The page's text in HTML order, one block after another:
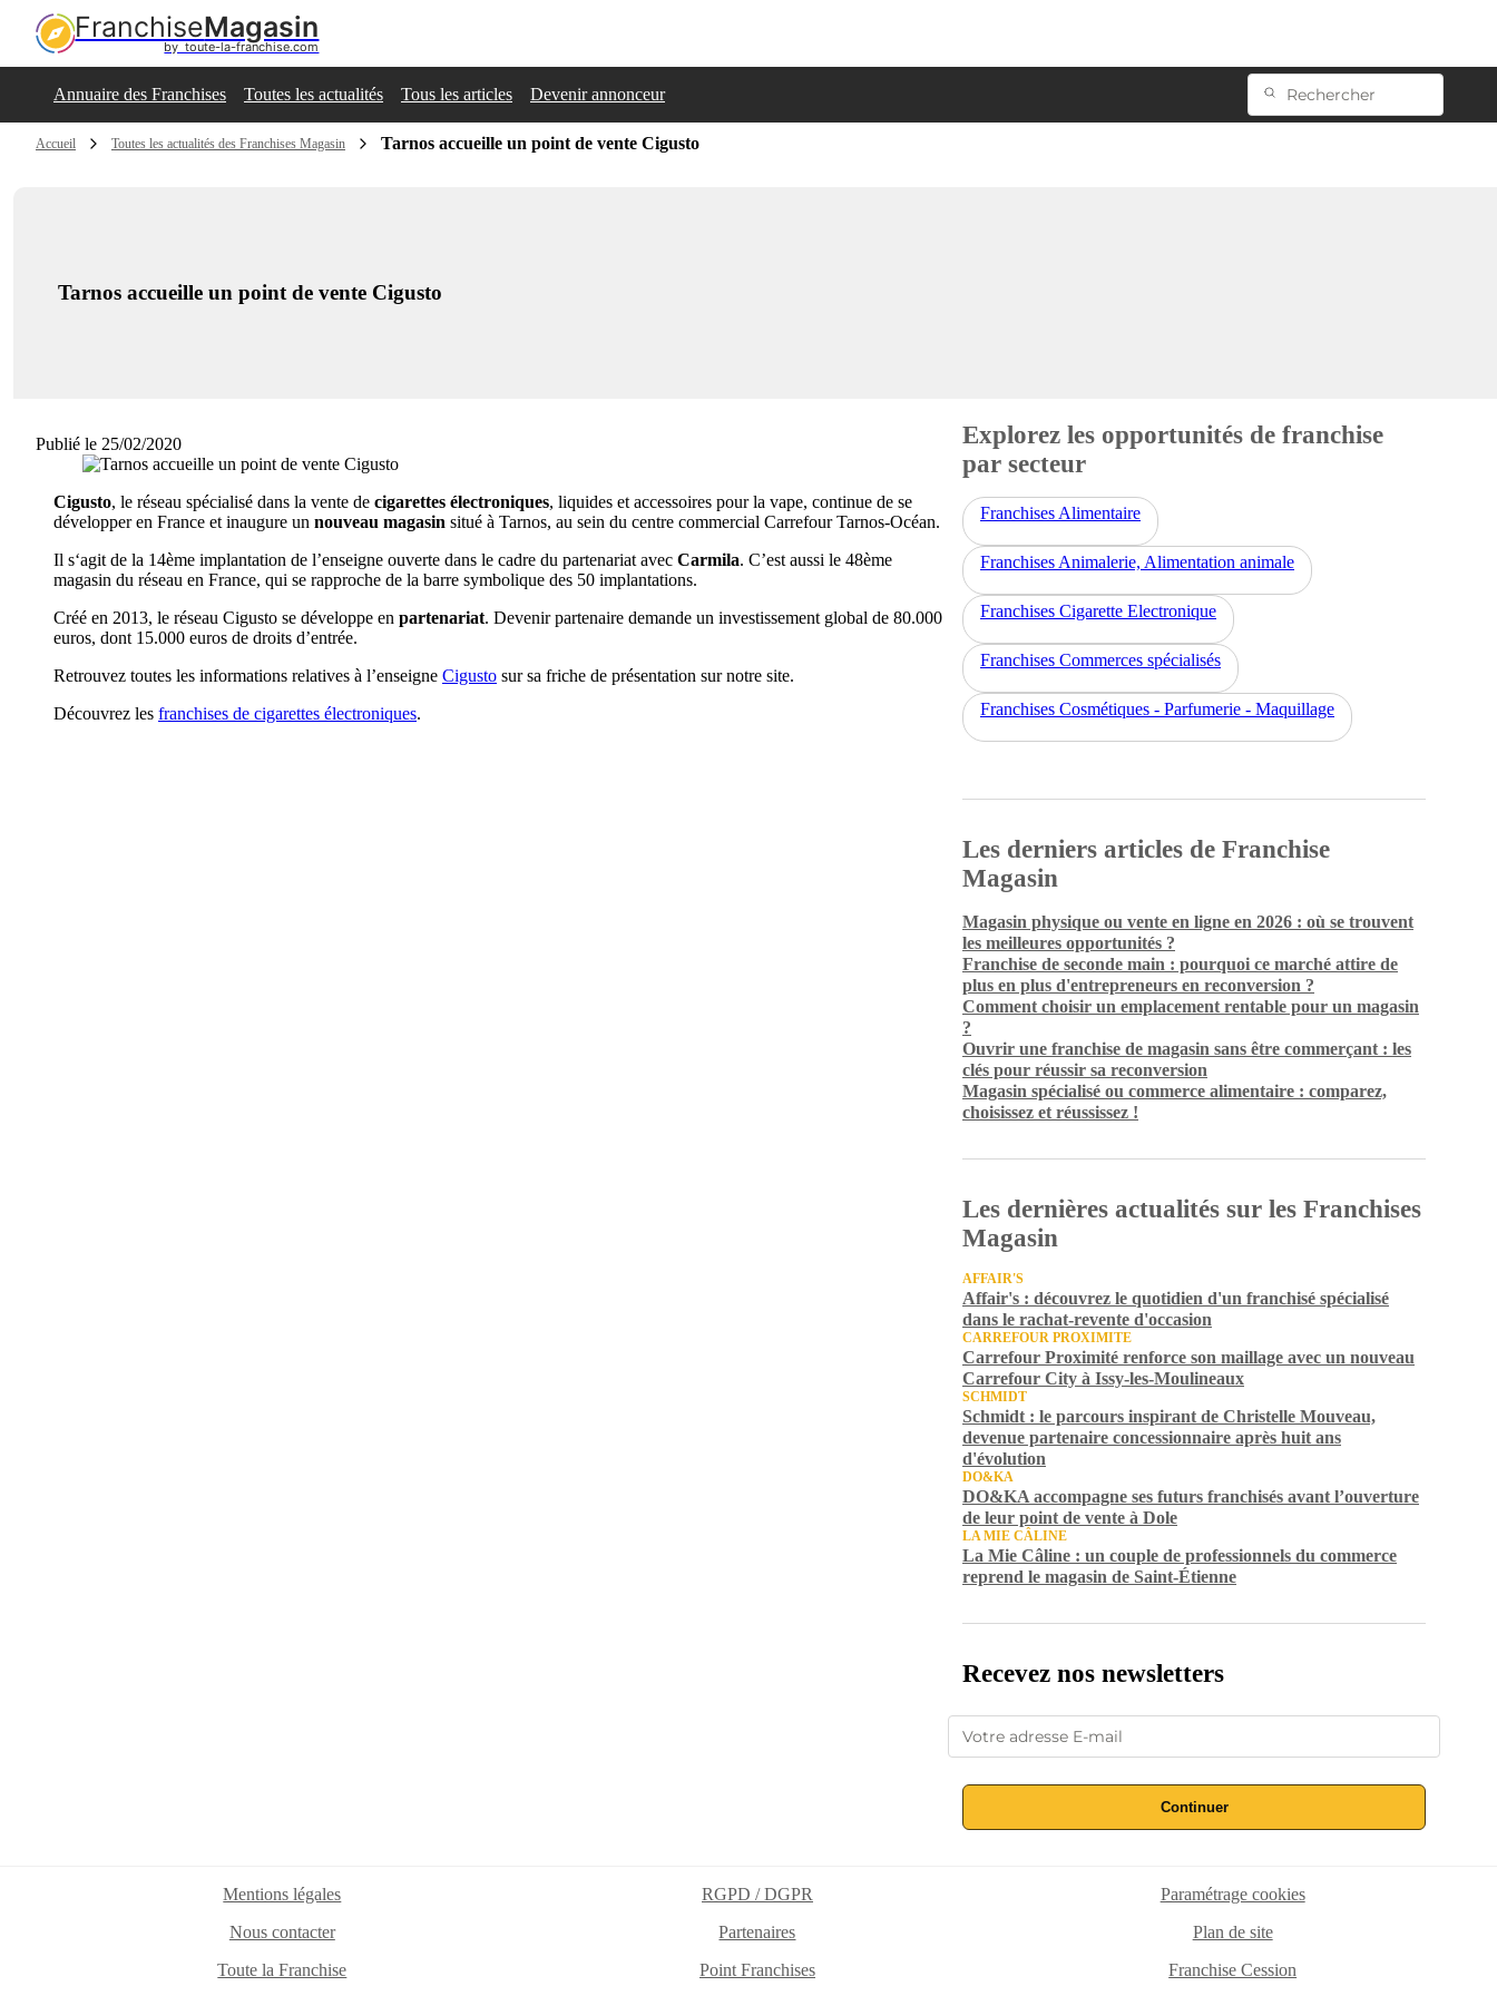
FranchiseMagasin
by  toute-la-franchise.com
Annuaire des Franchises Toutes les actualités Tous les articles Devenir annonceur
Accueil Toutes les actualités des Franchises Magasin Tarnos accueille un point de vente Cigusto
Tarnos accueille un point de vente Cigusto
Publié le 25/02/2020
Cigusto, le réseau spécialisé dans la vente de cigarettes électroniques, liquides et accessoires pour la vape, continue de se
développer en France et inaugure un nouveau magasin situé à Tarnos, au sein du centre commercial Carrefour Tarnos-Océan.
Il s‘agit de la 14ème implantation de l’enseigne ouverte dans le cadre du partenariat avec Carmila. C’est aussi le 48ème
magasin du réseau en France, qui se rapproche de la barre symbolique des 50 implantations.
Créé en 2013, le réseau Cigusto se développe en partenariat. Devenir partenaire demande un investissement global de 80.000
euros, dont 15.000 euros de droits d’entrée.
Retrouvez toutes les informations relatives à l’enseigne Cigusto sur sa friche de présentation sur notre site.
Découvrez les franchises de cigarettes électroniques.
Explorez les opportunités de franchise
par secteur
Franchises Alimentaire
Franchises Animalerie, Alimentation animale
Franchises Cigarette Electronique
Franchises Commerces spécialisés
Franchises Cosmétiques - Parfumerie - Maquillage
Les derniers articles de Franchise
Magasin
Magasin physique ou vente en ligne en 2026 : où se trouvent
les meilleures opportunités ?
Franchise de seconde main : pourquoi ce marché attire de
plus en plus d'entrepreneurs en reconversion ?
Comment choisir un emplacement rentable pour un magasin
?
Ouvrir une franchise de magasin sans être commerçant : les
clés pour réussir sa reconversion
Magasin spécialisé ou commerce alimentaire : comparez,
choisissez et réussissez !
Les dernières actualités sur les Franchises
Magasin
AFFAIR'S
Affair's : découvrez le quotidien d'un franchisé spécialisé
dans le rachat-revente d'occasion
CARREFOUR PROXIMITE
Carrefour Proximité renforce son maillage avec un nouveau
Carrefour City à Issy-les-Moulineaux
SCHMIDT
Schmidt : le parcours inspirant de Christelle Mouveau,
devenue partenaire concessionnaire après huit ans
d'évolution
DO&KA
DO&KA accompagne ses futurs franchisés avant l’ouverture
de leur point de vente à Dole
LA MIE CÂLINE
La Mie Câline : un couple de professionnels du commerce
reprend le magasin de Saint-Étienne
Recevez nos newsletters
Continuer
Mentions légales RGPD / DGPR
Paramétrage cookies
Nous contacter
Partenaires
Plan de site
Toute la Franchise
Point Franchises Franchise Cession